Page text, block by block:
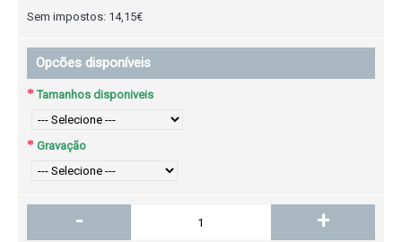
Sem impostos: 14,15€
Opcões disponíveis
Tamanhos disponiveis
Gravação
- +